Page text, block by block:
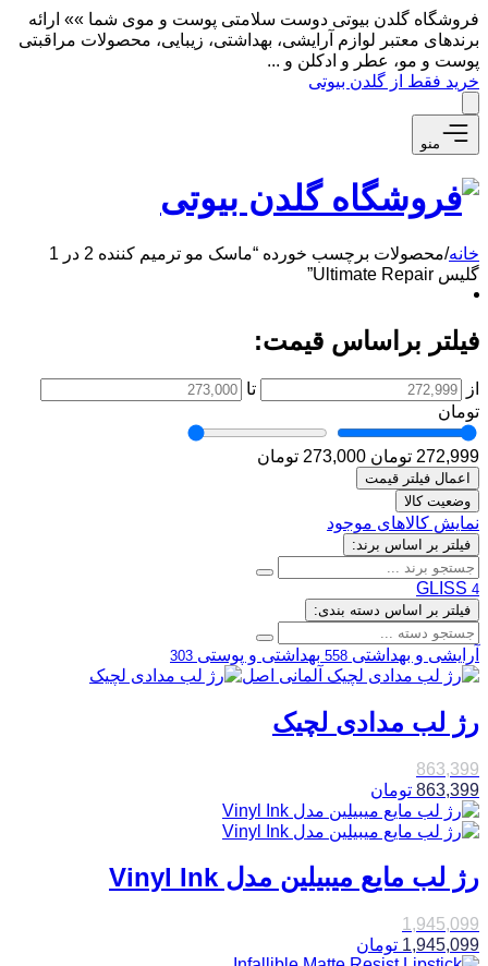
فروشگاه گلدن بیوتی دوست سلامتی پوست و موی شما »» ارائه
برندهای معتبر لوازم آرایشی، بهداشتی، زیبایی، محصولات مراقبتی
پوست و مو، عطر و ادکلن و ...
خرید فقط از گلدن بیوتی
منو
خانه/
محصولات برچسب خورده “ماسک مو ترمیم کننده 2 در 1
گلیس Ultimate Repair”
فیلتر براساس قیمت:
از
تا
تومان
272,999 تومان 273,000 تومان
اعمال فیلتر قیمت
وضعیت کالا
نمایش کالاهای موجود
فیلتر بر اساس برند:
GLISS 4
فیلتر بر اساس دسته بندی:
آرایشی و بهداشتی 558 بهداشتی و پوستی 303
رژ لب مدادی لچیک
863,399
863,399 تومان
رژ لب مایع میبیلین مدل Vinyl Ink
1,945,099
1,945,099 تومان